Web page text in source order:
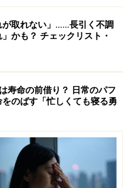
が取れない」……長引く不調
かも？ チェックリスト・
寿命の前借り？ 日常のパフ
のばす「忙しくても寝る勇